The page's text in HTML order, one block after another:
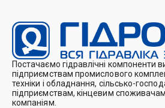
Постачаємо гідравлічні компоненти
підприємствам промислового
техніки і обладнання, сільсько-
підприємствам, кінцевим
компаніям.